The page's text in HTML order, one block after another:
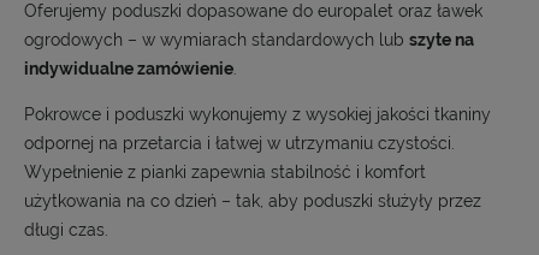
Oferujemy poduszki dopasowane do europalet oraz ławek
ogrodowych – w wymiarach standardowych lub szyte na
indywidualne zamówienie.
Pokrowce i poduszki wykonujemy z wysokiej jakości tkaniny
odpornej na przetarcia i łatwej w utrzymaniu czystości.
Wypełnienie z pianki zapewnia stabilność i komfort
użytkowania na co dzień – tak, aby poduszki służyły przez
długi czas.